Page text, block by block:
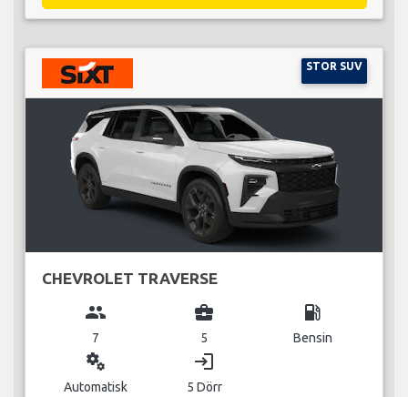
STOR SUV
CHEVROLET TRAVERSE
group
7
business_center
5
local_gas_station
Bensin
miscellaneous_services
Automatisk
login
5 Dörr